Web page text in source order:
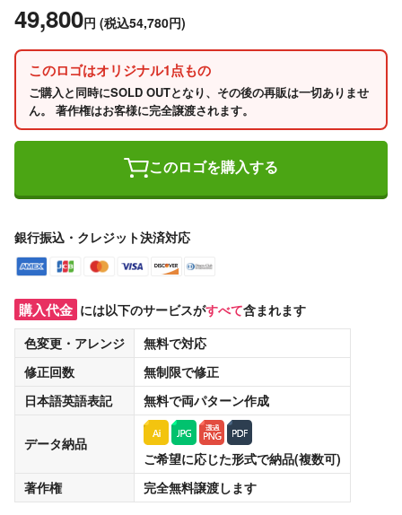
49,800円 (税込54,780円)
このロゴはオリジナル1点もの
ご購入と同時にSOLD OUTとなり、その後の再販は一切ありませ
ん。 著作権はお客様に完全譲渡されます。
このロゴを購入する
銀行振込・クレジット決済対応
購入代金 には以下のサービスがすべて含まれます
色変更・アレンジ
無料で対応
修正回数
無制限で修正
日本語英語表記
無料で両パターン作成
データ納品
ご希望に応じた形式で納品(複数可)
著作権
完全無料譲渡します